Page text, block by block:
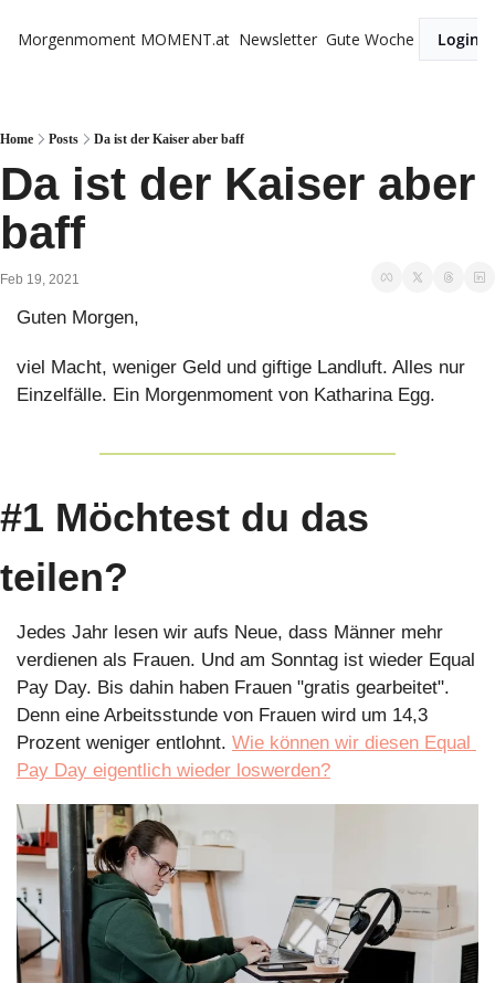
Morgenmoment MOMENT.at Newsletter Gute Woche Login
Home Posts Da ist der Kaiser aber baff
Da ist der Kaiser aber
baff
Feb 19, 2021
Guten Morgen,
viel Macht, weniger Geld und giftige Landluft. Alles nur
Einzelfälle. Ein Morgenmoment von Katharina Egg.
#1 Möchtest du das
teilen?
Jedes Jahr lesen wir aufs Neue, dass Männer mehr
verdienen als Frauen. Und am Sonntag ist wieder Equal
Pay Day. Bis dahin haben Frauen "gratis gearbeitet".
Denn eine Arbeitsstunde von Frauen wird um 14,3
Prozent weniger entlohnt. Wie können wir diesen Equal
Pay Day eigentlich wieder loswerden?